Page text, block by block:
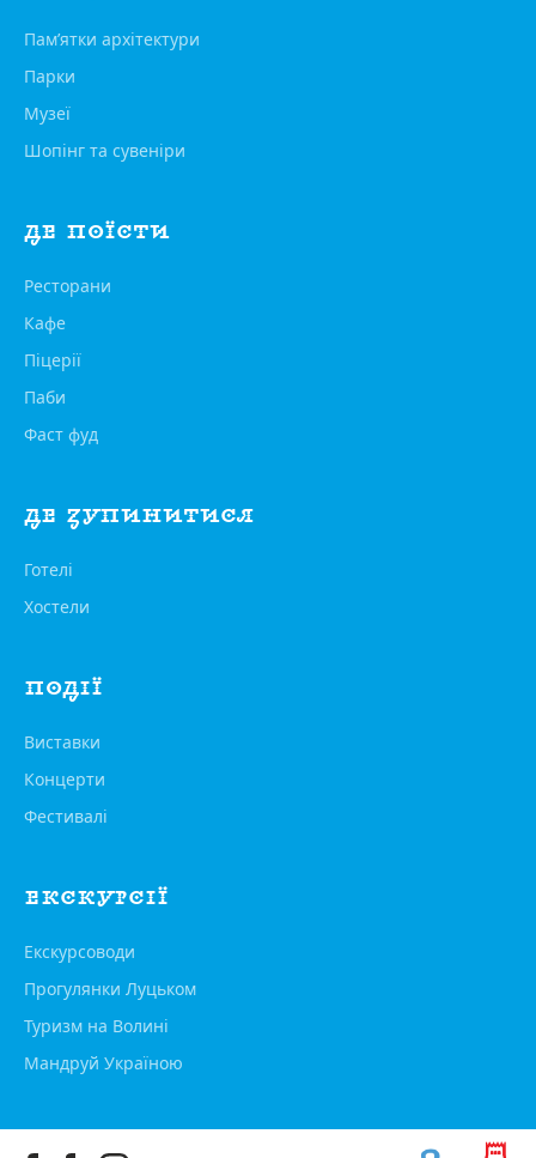
Пам’ятки архітектури
Парки
Музеї
Шопінг та сувеніри
ДЕ ПОЇСТИ
Ресторани
Кафе
Піцерії
Паби
Фаст фуд
ДЕ ЗУПИНИТИСЯ
Готелі
Хостели
ПОДІЇ
Виставки
Концерти
Фестивалі
ЕКСКУРСІЇ
Екскурсоводи
Прогулянки Луцьком
Туризм на Волині
Мандруй Україною